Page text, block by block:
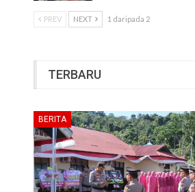
PREV NEXT 1 daripada 2
TERBARU
BERITA